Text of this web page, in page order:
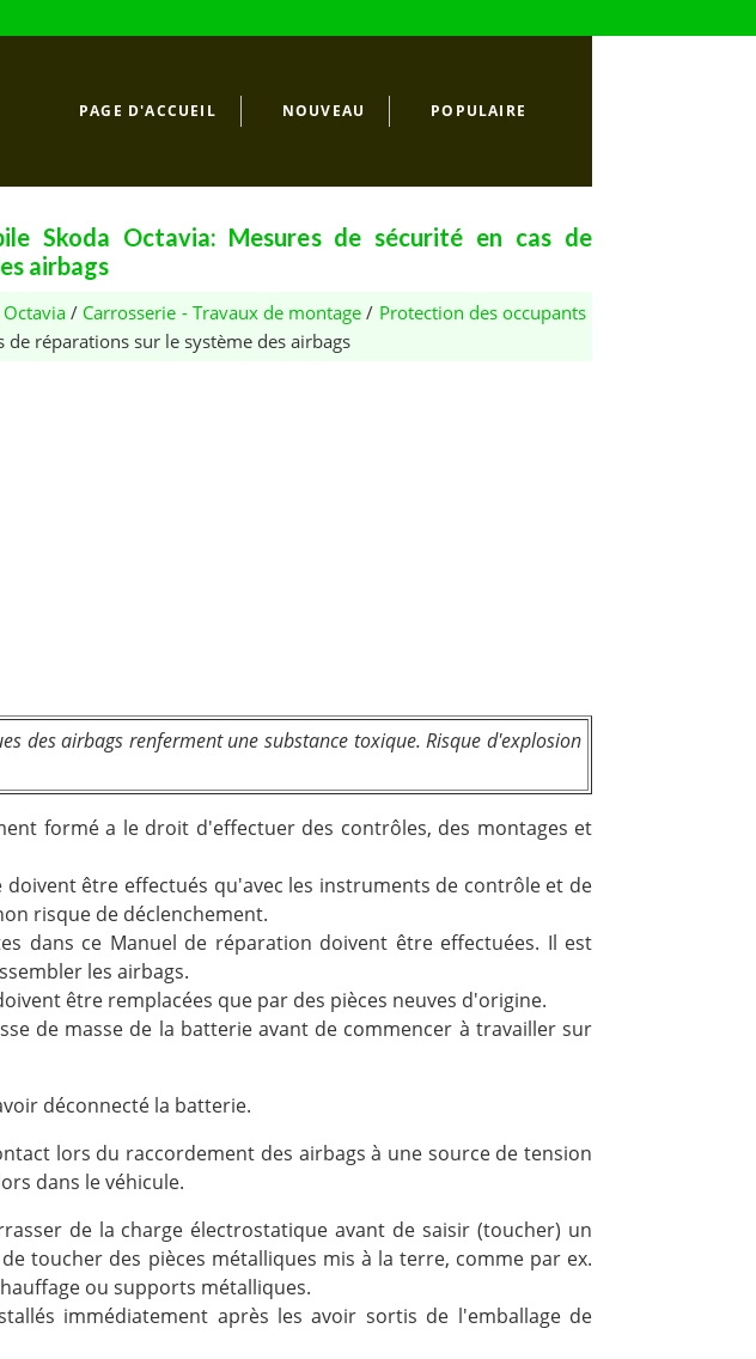
PAGE D'ACCUEIL NOUVEAU POPULAIRE
Skoda Octavia: Mesures de sécurité en cas de
airbags
/ Carrosserie - Travaux de montage / Protection des occupants
de réparations sur le système des airbags
des airbags renferment une substance toxique. Risque d'explosion
formé a le droit d'effectuer des contrôles, des montages et
doivent être effectués qu'avec les instruments de contrôle et de
risque de déclenchement.
dans ce Manuel de réparation doivent être effectuées. Il est
les airbags.
être remplacées que par des pièces neuves d'origine.
de masse de la batterie avant de commencer à travailler sur
déconnecté la batterie.
lors du raccordement des airbags à une source de tension
dans le véhicule.
de la charge électrostatique avant de saisir (toucher) un
toucher des pièces métalliques mis à la terre, comme par ex.
ou supports métalliques.
immédiatement après les avoir sortis de l'emballage de